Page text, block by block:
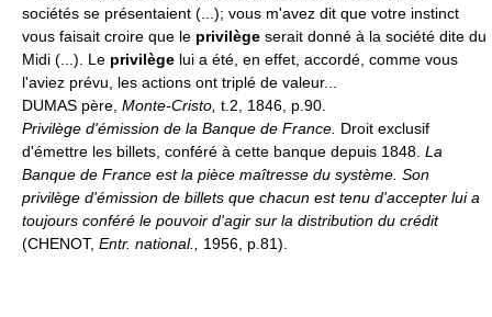
sociétés se présentaient (...); vous m'avez dit que votre instinct
vous faisait croire que le privilège serait donné à la société dite du
Midi (...). Le privilège lui a été, en effet, accordé, comme vous
l'aviez prévu, les actions ont triplé de valeur...
DUMAS père, Monte-Cristo, t.2, 1846, p.90.
Privilège d'émission de la Banque de France. Droit exclusif
d'émettre les billets, conféré à cette banque depuis 1848. La
Banque de France est la pièce maîtresse du système. Son
privilège d'émission de billets que chacun est tenu d'accepter lui a
toujours conféré le pouvoir d'agir sur la distribution du crédit
(CHENOT, Entr. national., 1956, p.81).